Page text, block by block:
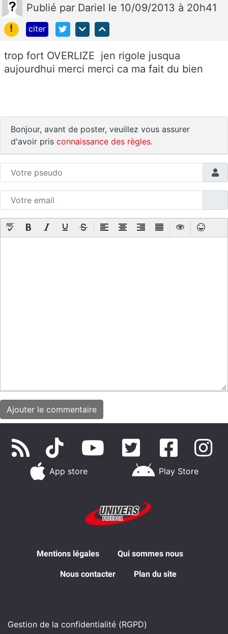
Publié par Dariel le 10/09/2013 à 20h41
!
citer
trop fort OVERLIZE jen rigole jusqua
aujourdhui merci merci ca ma fait du bien
Bonjour, avant de poster, veuillez vous assurer
d'avoir pris connaissance des règles.
App store Play Store
Mentions légales Qui sommes nous
Nous contacter Plan du site
Gestion de la confidentialité (RGPD)